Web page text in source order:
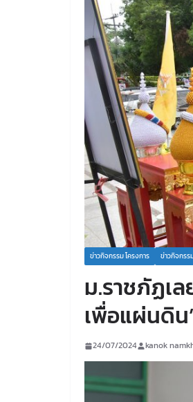
ข่าวกิจกรรม โครงการ ข่าวกิจกรร
ม.ราชภัฏเ
เพื่อแผ่นดิน
24/07/2024 kanok